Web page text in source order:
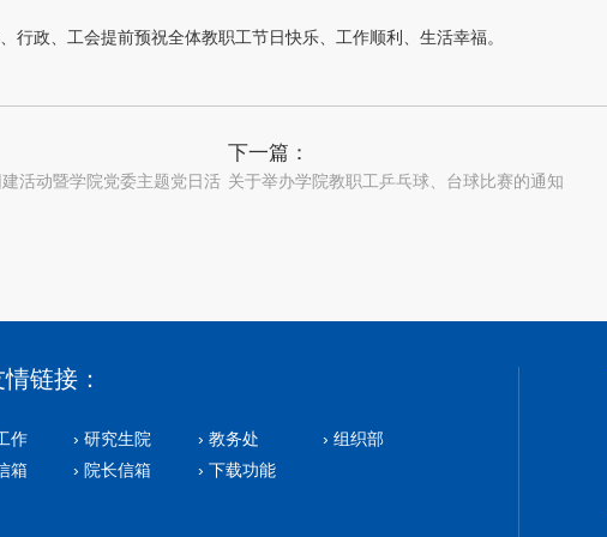
行政、工会提前预祝全体教职工节日快乐、工作顺利、生活幸福。
活动暨学院党委主题党日活
下一篇：
关于举办学院教职工乒乓球、台球比赛的通知
链接：
作 › 研究生院 › 教务处
› 组织部
箱
› 院长信箱 › 下载功能